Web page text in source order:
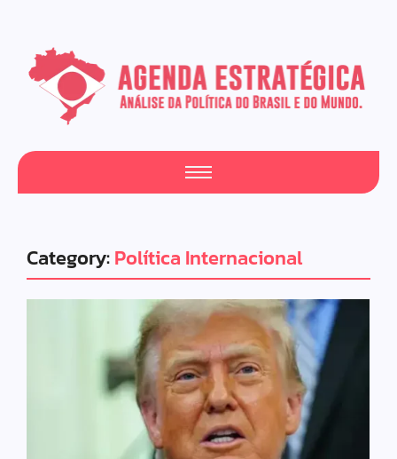
Category:Política Internacional